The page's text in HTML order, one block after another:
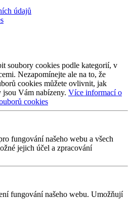
údajů
soubory cookies podle kategorií, v
Nezapomínejte ale na to, že
cookies můžete ovlivnit, jak
Vám nabízeny. Více informací o
cookies
fungování našeho webu a všech
jejich účel a zpracování
fungování našeho webu. Umožňují